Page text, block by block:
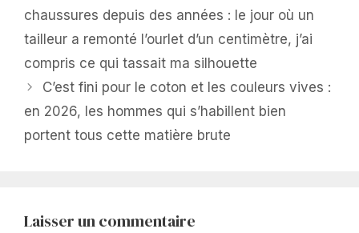
chaussures depuis des années : le jour où un
tailleur a remonté l’ourlet d’un centimètre, j’ai
compris ce qui tassait ma silhouette
C’est fini pour le coton et les couleurs vives :
en 2026, les hommes qui s’habillent bien
portent tous cette matière brute
Laisser un commentaire